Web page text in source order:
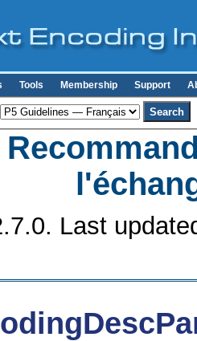
Tools Membership Support
Last